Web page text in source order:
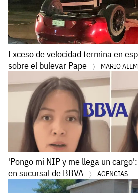
Exceso de velocidad termina en
sobre el bulevar Pape
MARIO
'Pongo mi NIP y me llega un
en sucursal de BBVA
AGENCIAS